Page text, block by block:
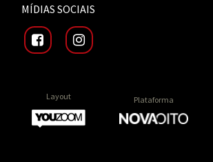
MÍDIAS SOCIAIS
Layout
Plataforma